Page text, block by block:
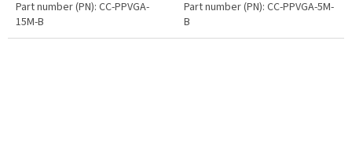
Part number (PN): CC-PPVGA-
15M-B
Part number (PN): CC-PPVGA-5M-
B